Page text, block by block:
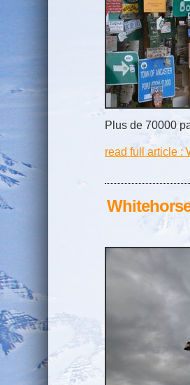
Plus de 70000
read full article :